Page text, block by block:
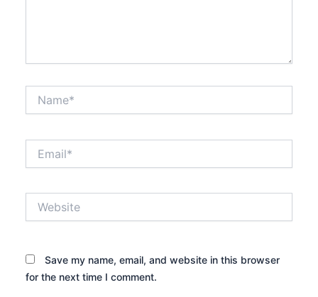
Save my name, email, and website in this browser
for the next time I comment.